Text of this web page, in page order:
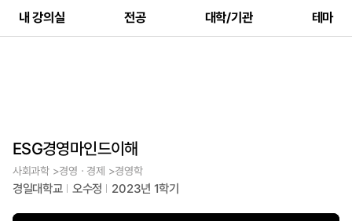
내 강의실 전공 대학/기관 테마
ESG경영마인드이해
사회과학 >경영ㆍ경제 >경영학
경일대학교 오수정 2023년 1학기